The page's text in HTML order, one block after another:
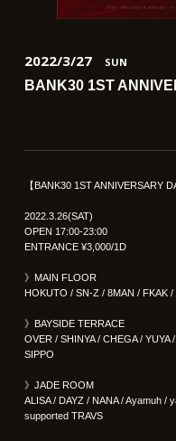
2022/3/27 SUN
BANK30 1ST
【BANK30 1ST ANNIVERSARY
2022.3.26(SAT)
OPEN 17:00-23:00
ENTRANCE ¥3,000/1D
》MAIN FLOOR
HOKUTO / SN-Z / 8MAN / FKAK
》BAYSIDE TERRACE
OVER / SHINYA / CHEGA /
SIPPO
》JADE ROOM
ALISA / DAYZ / NANA / Ayamuh /
supported TRAVS